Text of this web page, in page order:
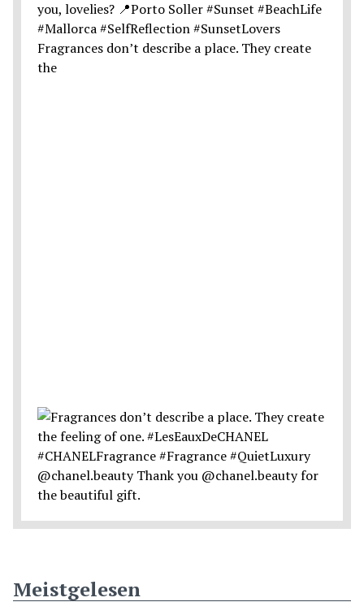
Fragrances don’t describe a place. They create
the
Meistgelesen